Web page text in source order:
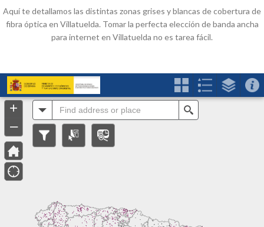
Aquí te detallamos las distintas zonas grises y blancas de cobertura de
fibra óptica en Villatuelda. Tomar la perfecta elección de banda ancha
para internet en Villatuelda no es tarea fácil.